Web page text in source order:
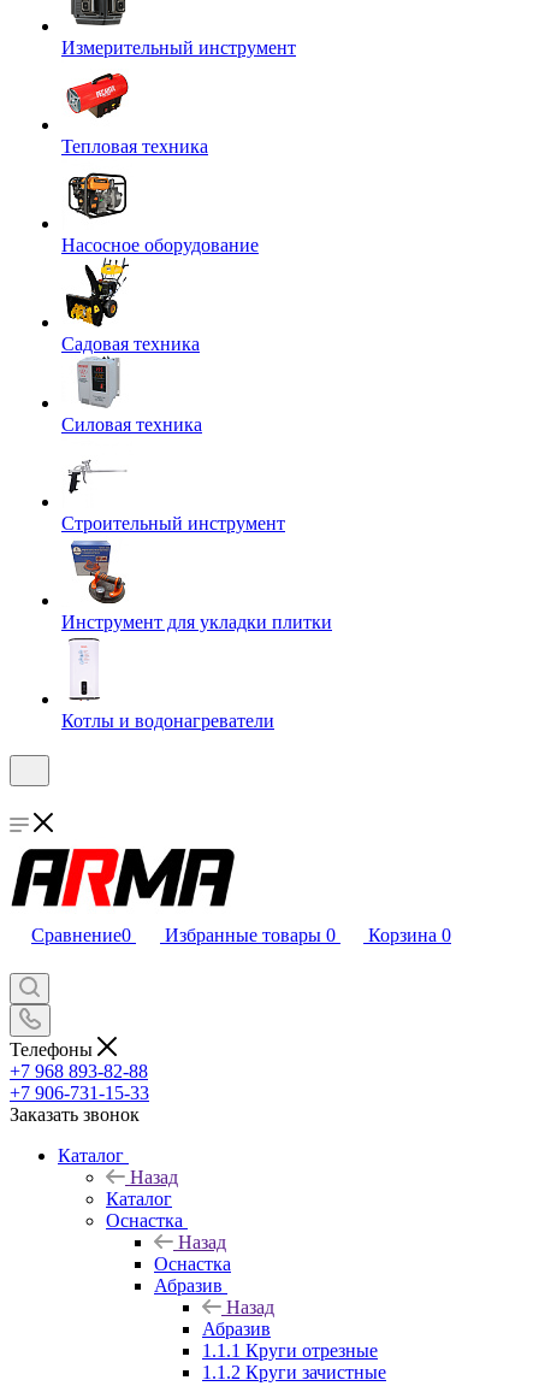
Измерительный инструмент
Тепловая техника
Насосное оборудование
Садовая техника
Силовая техника
Строительный инструмент
Инструмент для укладки плитки
Котлы и водонагреватели
Сравнение0 Избранные товары 0 Корзина 0
Телефоны
+7 968 893-82-88
+7 906-731-15-33
Заказать звонок
Каталог
Назад
Каталог
Оснастка
Назад
Оснастка
Абразив
Назад
Абразив
1.1.1 Круги отрезные
1.1.2 Круги зачистные